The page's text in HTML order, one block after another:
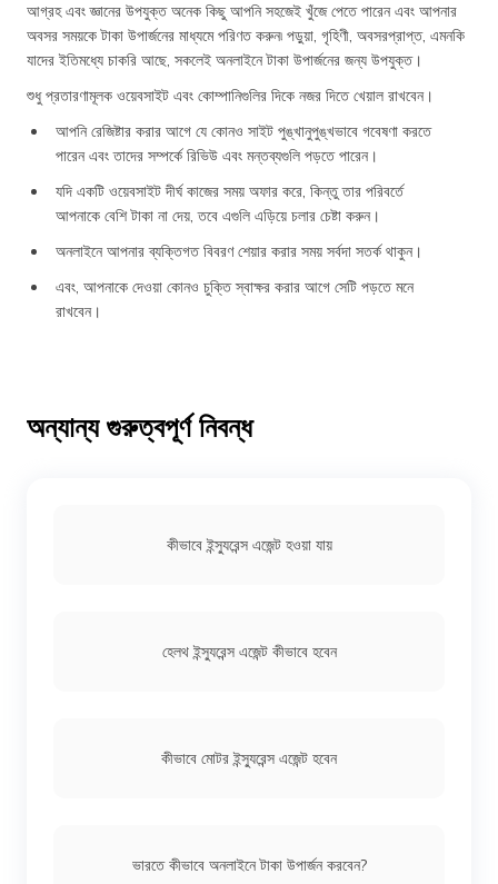
আগ্রহ এবং জ্ঞানের উপযুক্ত অনেক কিছু আপনি সহজেই খুঁজে পেতে পারেন এবং আপনার
অবসর সময়কে টাকা উপার্জনের মাধ্যমে পরিণত করুন৷ পড়ুয়া, গৃহিণী, অবসরপ্রাপ্ত, এমনকি
যাদের ইতিমধ্যে চাকরি আছে, সকলেই অনলাইনে টাকা উপার্জনের জন্য উপযুক্ত।
শুধু প্রতারণামূলক ওয়েবসাইট এবং কোম্পানিগুলির দিকে নজর দিতে খেয়াল রাখবেন।
আপনি রেজিষ্টার করার আগে যে কোনও সাইট পুঙ্খানুপুঙ্খভাবে গবেষণা করতে
পারেন এবং তাদের সম্পর্কে রিভিউ এবং মন্তব্যগুলি পড়তে পারেন।
যদি একটি ওয়েবসাইট দীর্ঘ কাজের সময় অফার করে, কিন্তু তার পরিবর্তে
আপনাকে বেশি টাকা না দেয়, তবে এগুলি এড়িয়ে চলার চেষ্টা করুন।
অনলাইনে আপনার ব্যক্তিগত বিবরণ শেয়ার করার সময় সর্বদা সতর্ক থাকুন।
এবং, আপনাকে দেওয়া কোনও চুক্তি স্বাক্ষর করার আগে সেটি পড়তে মনে
রাখবেন।
অন্যান্য গুরুত্বপূর্ণ নিবন্ধ
কীভাবে ইন্স্যুরেন্স এজেন্ট হওয়া যায়
হেলথ ইন্স্যুরেন্স এজেন্ট কীভাবে হবেন
কীভাবে মোটর ইন্স্যুরেন্স এজেন্ট হবেন
ভারতে কীভাবে অনলাইনে টাকা উপার্জন করবেন?